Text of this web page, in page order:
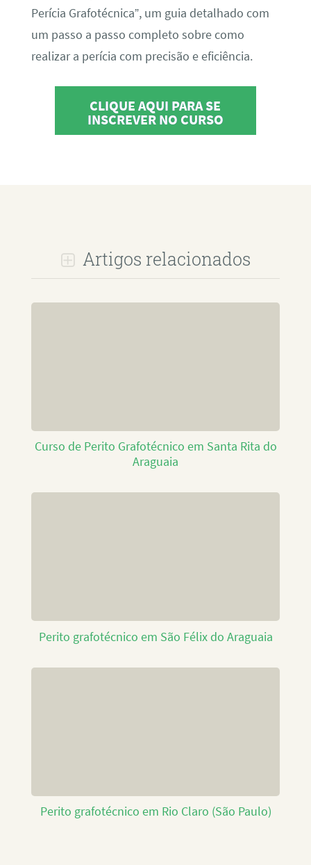
Perícia Grafotécnica”, um guia detalhado com
um passo a passo completo sobre como
realizar a perícia com precisão e eficiência.
CLIQUE AQUI PARA SE
INSCREVER NO CURSO
Artigos relacionados
Curso de Perito Grafotécnico em Santa Rita do
Araguaia
Perito grafotécnico em São Félix do Araguaia
Perito grafotécnico em Rio Claro (São Paulo)